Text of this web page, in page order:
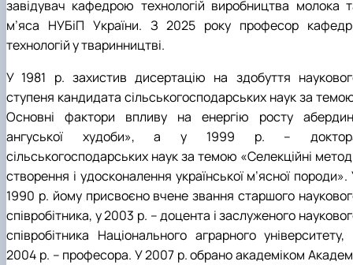
завідувач кафедрою технологій виробництва молока
м’яса НУБіП України. З 2025 року професор
технологій у тваринництві.
У 1981 р. захистив дисертацію на здобуття
ступеня кандидата сільськогосподарських наук за
Основні фактори впливу на енергію росту
ангуської худоби», а у 1999 р. –
сільськогосподарських наук за темою «Селекційні
створення і удосконалення української м’ясної породи».
1990 р. йому присвоєно вчене звання старшого
співробітника, у 2003 р. – доцента і заслуженого
співробітника Національного аграрного університету,
2004 р. – професора. У 2007 р. обрано академіком